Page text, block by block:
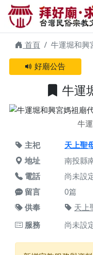
牛運堀和興宮
運 找到與您有
首頁
牛運堀和興
好廟公告
牛運
牛
主祀
天上聖
地址
南投縣
電話
尚未設
留言
0篇
供奉
天上
服務
尚未設